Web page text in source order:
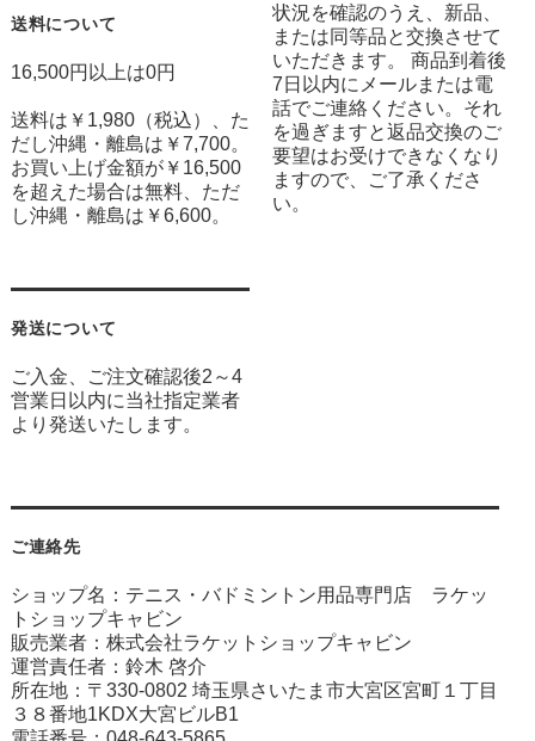
送料について
16,500円以上は0円
送料は￥1,980（税込）、た
だし沖縄・離島は￥7,700。
お買い上げ金額が￥16,500
を超えた場合は無料、ただ
し沖縄・離島は￥6,600。
発送について
ご入金、ご注文確認後2～4
営業日以内に当社指定業者
より発送いたします。
状況を確認のうえ、新品、
または同等品と交換させて
いただきます。 商品到着後
7日以内にメールまたは電
話でご連絡ください。それ
を過ぎますと返品交換のご
要望はお受けできなくなり
ますので、ご了承くださ
い。
ご連絡先
ショップ名：テニス・バドミントン用品専門店 ラケッ
トショップキャビン
販売業者：株式会社ラケットショップキャビン
運営責任者：鈴木 啓介
所在地：〒330-0802 埼玉県さいたま市大宮区宮町１丁目
３８番地1KDX大宮ビルB1